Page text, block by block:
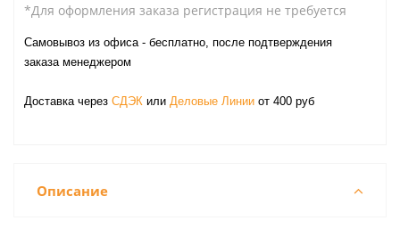
*Для оформления заказа регистрация не требуется
Самовывоз из офиса - бесплатно, после подтверждения
заказа менеджером
Доставка через СДЭК или Деловые Линии от 400 руб
Описание